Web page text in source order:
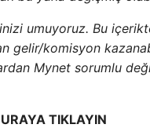
umuyoruz. Bu
gelir/komisyon
Mynet sorumlu
TIKLAYIN